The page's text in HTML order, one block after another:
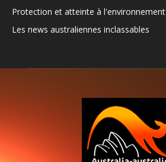
Protection et atteinte à l'environnement
Les news australiennes inclassables